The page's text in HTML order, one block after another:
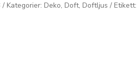
Kategorier: Deko, Doft, Doftljus
Etikett: